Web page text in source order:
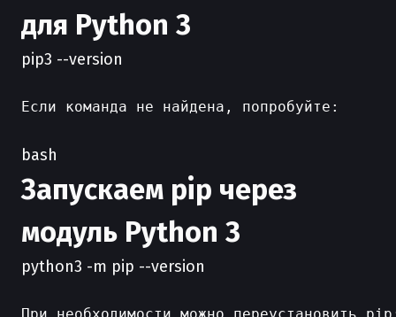
для Python 3
pip3 --version
Если команда не найдена, попробуйте:
bash
Запускаем pip через
модуль Python 3
python3 -m pip --version